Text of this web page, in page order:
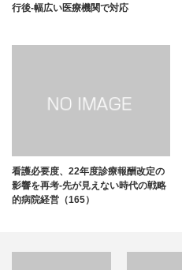
行後-幅広い医療機関で対応
看護必要度、22年度診療報酬改定の
影響を再考-先が見えない時代の戦略
的病院経営（165）